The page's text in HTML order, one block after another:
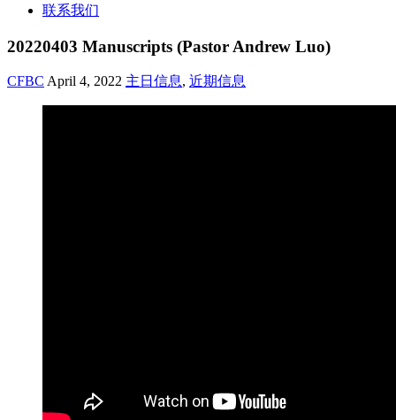
联系我们
20220403 Manuscripts (Pastor Andrew Luo)
CFBC April 4, 2022 主日信息, 近期信息